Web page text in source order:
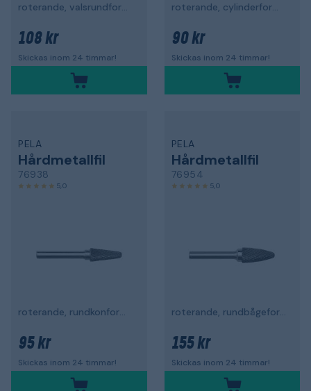
roterande, valsrundformad
108 kr
Skickas inom 24 timmar!
roterande, cylinderform med tandning
90 kr
Skickas inom 24 timmar!
PELA
Hårdmetallfil
76938
5,0
roterande, rundkonformad
95 kr
Skickas inom 24 timmar!
PELA
Hårdmetallfil
76954
5,0
roterande, rundbågeformad
155 kr
Skickas inom 24 timmar!